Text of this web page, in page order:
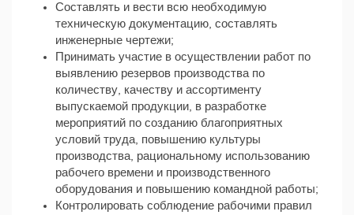
Составлять и вести всю необходимую
техническую документацию, составлять
инженерные чертежи;
Принимать участие в осуществлении работ по
выявлению резервов производства по
количеству, качеству и ассортименту
выпускаемой продукции, в разработке
мероприятий по созданию благоприятных
условий труда, повышению культуры
производства, рациональному использованию
рабочего времени и производственного
оборудования и повышению командной работы;
Контролировать соблюдение рабочими правил